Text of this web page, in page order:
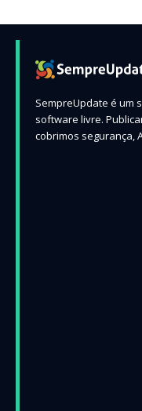
SempreUpdate é um
software livre.
cobrimos segurança,